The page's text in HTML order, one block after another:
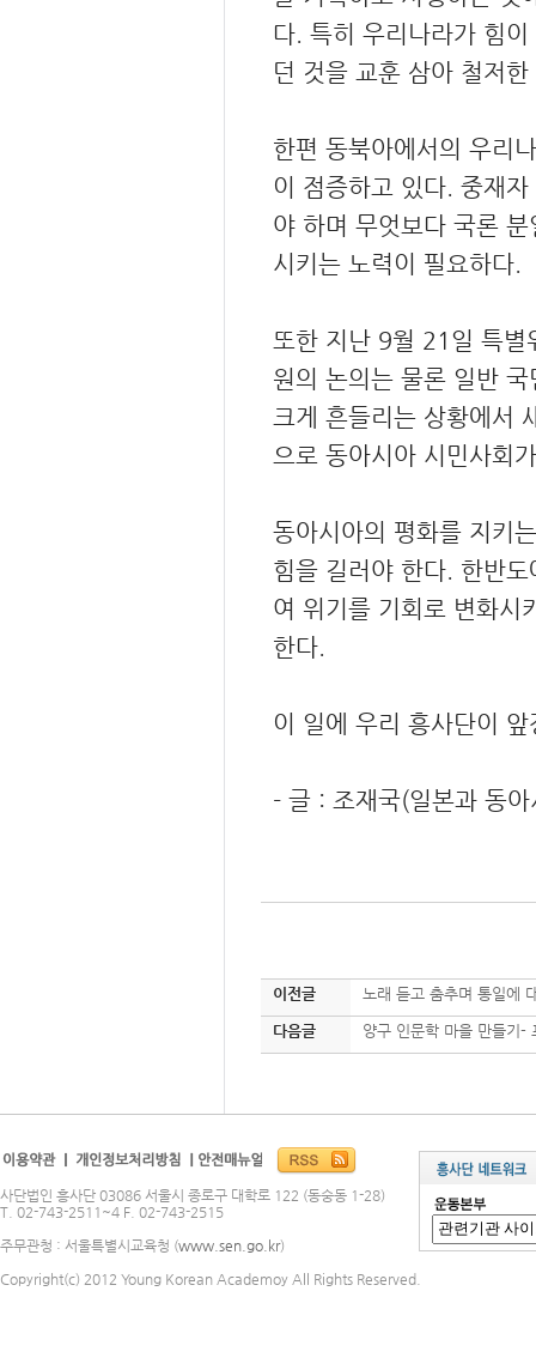
다. 특히 우리나라가 힘
던 것을 교훈 삼아 철저
한편 동북아에서의 우리
이 점증하고 있다. 중재
야 하며 무엇보다 국론
시키는 노력이 필요하다.
또한 지난 9월 21일 특별
원의 논의는 물론 일반
크게 흔들리는 상황에서
으로 동아시아 시민사회
동아시아의 평화를 지키
힘을 길러야 한다. 한반
여 위기를 기회로 변화시
한다.
이 일에 우리 흥사단이
- 글 : 조재국(일본과 동
이전글 노래 듣고 춤추며 통일에
다음글 양구 인문학 마을 만들기-
사단법인 흥사단 03086 서울시 종로구 대학로 122 (동숭동 1-28)
T. 02-743-2511~4 F. 02-743-2515
주무관청 : 서울특별시교육청 (www.sen.go.kr)
Copyright(c) 2012 Young Korean Academoy All Rights Reserved.